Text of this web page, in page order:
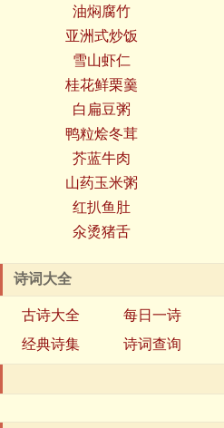
油焖腐竹
亚洲式炒饭
雪山虾仁
桂花鲜栗羹
白扁豆粥
鸭粒烩冬茸
芥蓝牛肉
山药玉米粥
红扒鱼肚
氽烫猪舌
诗词大全
古诗大全 每日一诗
经典诗集
诗词查询